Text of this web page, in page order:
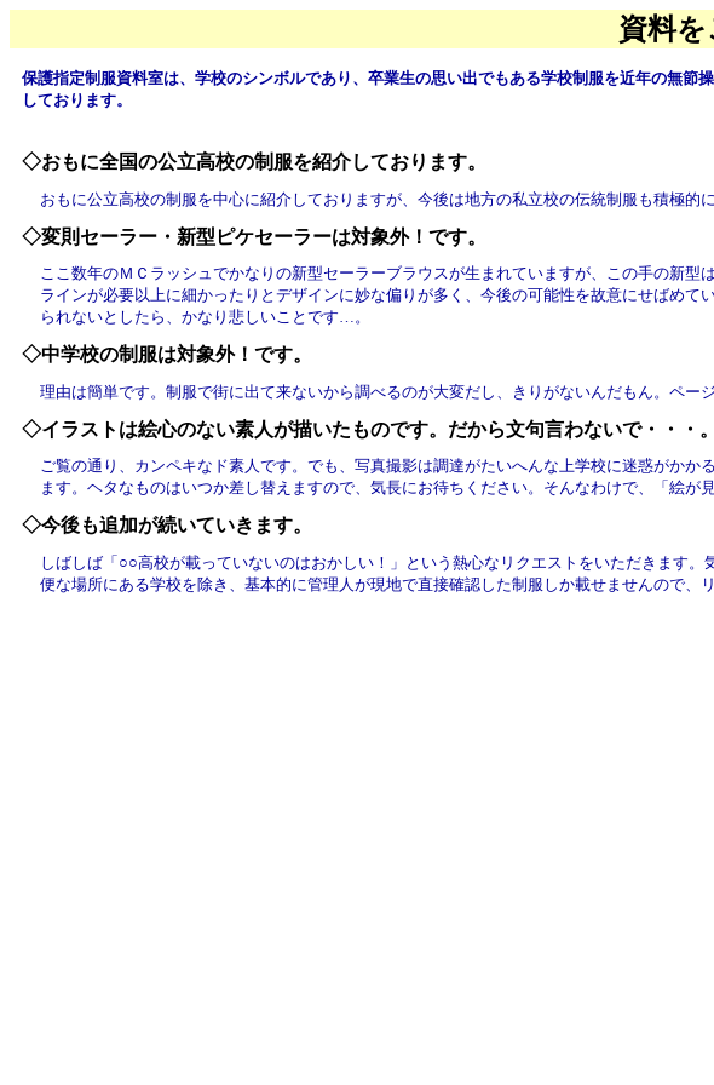
資料
保護指定制服資料室は、学校のシンボルであり、卒業生の思い出でもある学校制服を近年の無
しております。
◇おもに全国の公立高校の制服を紹介しております。
おもに公立高校の制服を中心に紹介しておりますが、今後は地方の私立校の伝統制服も積極
◇変則セーラー・新型ピケセーラーは対象外！です。
ここ数年のＭＣラッシュでかなりの新型セーラーブラウスが生まれていますが、この手の新
ラインが必要以上に細かったりとデザインに妙な偏りが多く、今後の可能性を故意にせばめ
られないとしたら、かなり悲しいことです…。
◇中学校の制服は対象外！です。
理由は簡単です。制服で街に出て来ないから調べるのが大変だし、きりがないんだもん。ペー
◇イラストは絵心のない素人が描いたものです。だから文句言わないで・・・。
ご覧の通り、カンペキなド素人です。でも、写真撮影は調達がたいへんな上学校に迷惑がか
ます。ヘタなものはいつか差し替えますので、気長にお待ちください。そんなわけで、「絵が
◇今後も追加が続いていきます。
しばしば「○○高校が載っていないのはおかしい！」という熱心なリクエストをいただきます
便な場所にある学校を除き、基本的に管理人が現地で直接確認した制服しか載せませんので、